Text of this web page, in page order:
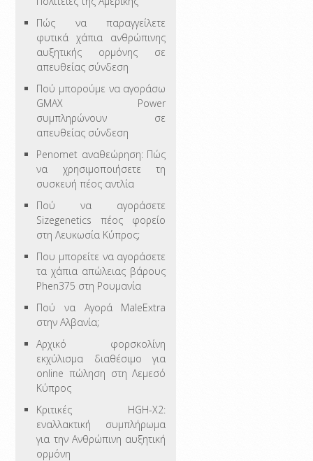
Πώς να παραγγείλετε
φυτικά χάπια ανθρώπινης
αυξητικής ορμόνης σε
απευθείας σύνδεση
Πού μπορούμε να αγοράσω
GMAX Power
συμπληρώνουν σε
απευθείας σύνδεση
Penomet αναθεώρηση: Πώς
να χρησιμοποιήσετε τη
συσκευή πέος αντλία
Πού να αγοράσετε
Sizegenetics πέος φορείο
στη Λευκωσία Κύπρος;
Που μπορείτε να αγοράσετε
τα χάπια απώλειας βάρους
Phen375 στη Ρουμανία
Πού να Αγορά MaleExtra
στην Αλβανία;
Αρχικό φορσκολίνη
εκχύλισμα διαθέσιμο για
online πώληση στη Λεμεσό
Κύπρος
Κριτικές HGH-X2:
εναλλακτική συμπλήρωμα
για την Ανθρώπινη αυξητική
ορμόνη